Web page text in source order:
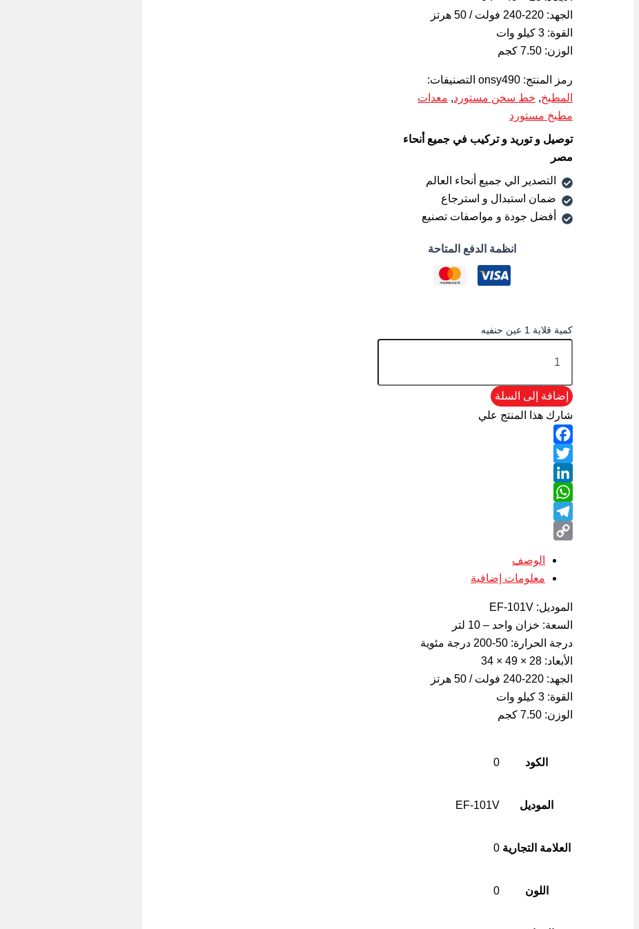
الجهد: 220-240 فولت / 50 هرتز
القوة: 3 كيلو وات
الوزن: 7.50 كجم
رمز المنتج: onsy490 التصنيفات:
المطبخ, خط سخن مستورد, معدات
مطبخ مستورد
توصيل و توريد و تركيب في جميع أنحاء
مصر
التصدير الي جميع أنحاء العالم
ضمان استبدال و استرجاع
أفضل جودة و مواصفات تصنيع
انظمة الدفع المتاحة
كمية قلاية 1 عين حنفيه
إضافة إلى السلة
شارك هذا المنتج علي
Facebook
Twitter
LinkedIn
WhatsApp
Telegram
الوصف
معلومات إضافية
الموديل: EF-101V
السعة: خزان واحد – 10 لتر
درجة الحرارة: 50-200 درجة مئوية
الأبعاد: 28 × 49 × 34
الجهد: 220-240 فولت / 50 هرتز
القوة: 3 كيلو وات
الوزن: 7.50 كجم
الكود 0
الموديل EF-101V
العلامة التجارية 0
اللون 0